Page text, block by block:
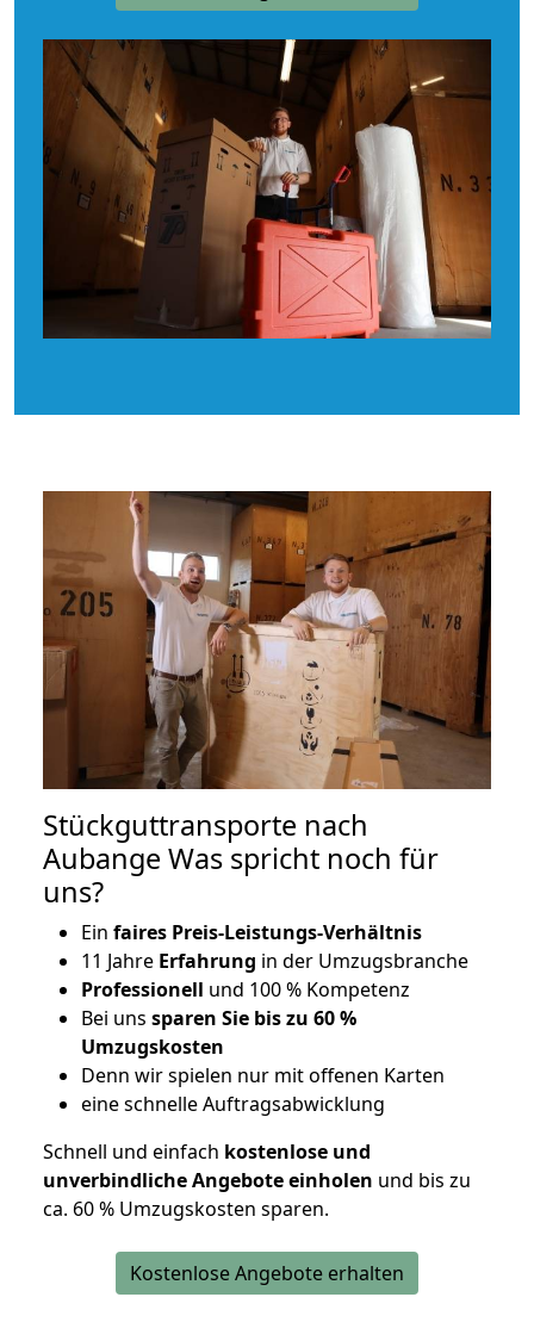
Stückguttransporte nach
Aubange Was spricht noch für
uns?
Ein faires Preis-Leistungs-Verhältnis
11 Jahre Erfahrung in der Umzugsbranche
Professionell und 100 % Kompetenz
Bei uns sparen Sie bis zu 60 %
Umzugskosten
Denn wir spielen nur mit offenen Karten
eine schnelle Auftragsabwicklung
Schnell und einfach kostenlose und
unverbindliche Angebote einholen und bis zu
ca. 60 % Umzugskosten sparen.
Kostenlose Angebote erhalten